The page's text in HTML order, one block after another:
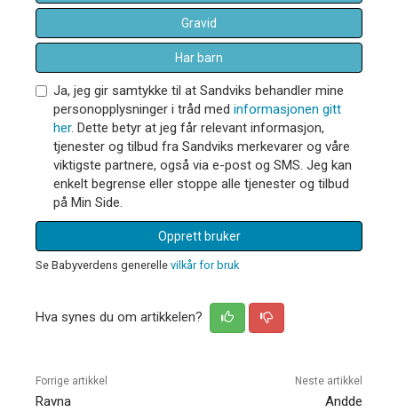
Gravid
Har barn
Ja, jeg gir samtykke til at Sandviks behandler mine
personopplysninger i tråd med informasjonen gitt
her. Dette betyr at jeg får relevant informasjon,
tjenester og tilbud fra Sandviks merkevarer og våre
viktigste partnere, også via e-post og SMS. Jeg kan
enkelt begrense eller stoppe alle tjenester og tilbud
på Min Side.
Opprett bruker
Se Babyverdens generelle vilkår for bruk
Hva synes du om artikkelen?
Forrige artikkel
Ravna
Neste artikkel
Andde